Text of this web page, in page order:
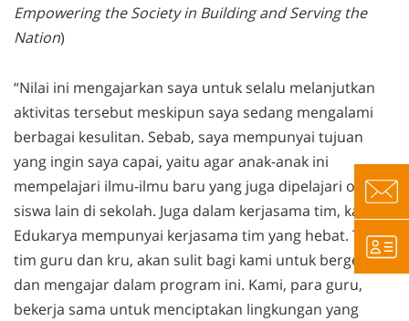
Empowering the Society in Building and Serving the
Nation)
“Nilai ini mengajarkan saya untuk selalu melanjutkan
aktivitas tersebut meskipun saya sedang mengalami
berbagai kesulitan. Sebab, saya mempunyai tujuan
yang ingin saya capai, yaitu agar anak-anak ini
mempelajari ilmu-ilmu baru yang juga dipelajari oleh
siswa lain di sekolah. Juga dalam kerjasama tim, kami
Edukarya mempunyai kerjasama tim yang hebat. Tanpa
tim guru dan kru, akan sulit bagi kami untuk bergerak
dan mengajar dalam program ini. Kami, para guru,
bekerja sama untuk menciptakan lingkungan yang